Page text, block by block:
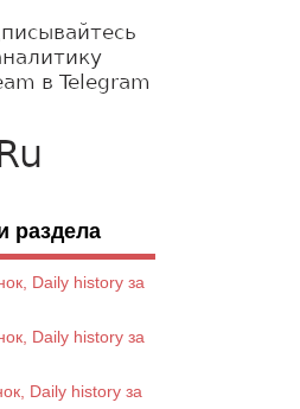
раздела
Daily history за
Daily history за
Daily history за